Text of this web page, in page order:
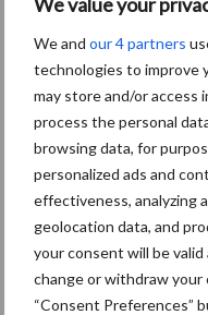
We and our 4 partners
technologies to improve
may store and/or access
process the personal
browsing data, for
personalized ads and
effectiveness, analyzing
geolocation data, and
your consent will be valid
change or withdraw
“Consent Preferences”
Themapagina's
Diergezondheid
Bedrijfsnieuws